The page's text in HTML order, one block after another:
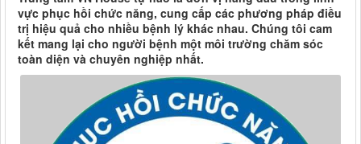
vực phục hồi chức năng, cung cấp các phương pháp điều
trị hiệu quả cho nhiều bệnh lý khác nhau. Chúng tôi cam
kết mang lại cho người bệnh một môi trường chăm sóc
toàn diện và chuyên nghiệp nhất.